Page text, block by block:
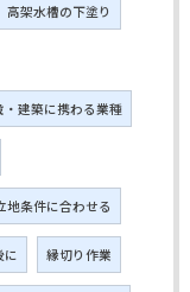
高架水槽の下塗り
・建築に携わる業種
地条件に合わせる
縁切り作業